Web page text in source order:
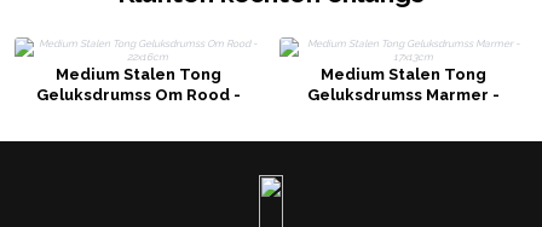
Medium Stalen Tong
Geluksdrumss Om Rood -
Medium Stalen Tong
Geluksdrumss Marmer -